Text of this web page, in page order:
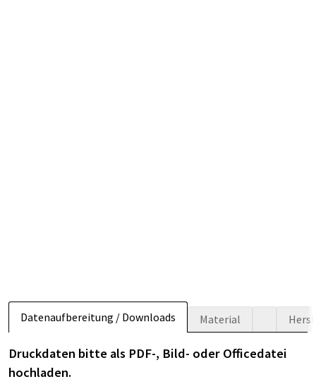
Datenaufbereitung / Downloads Material
Druckdaten bitte als PDF-, Bild- oder Officedatei
hochladen.